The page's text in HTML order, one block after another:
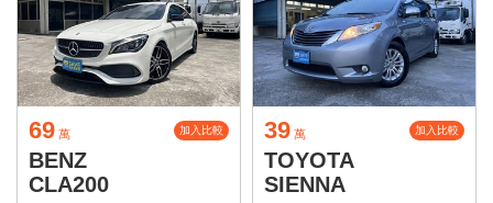
69 萬 加入比較
BENZ
CLA200
39 萬 加入比較
TOYOTA
SIENNA